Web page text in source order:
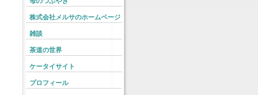
株式会社メルサのホームページ
雑談
茶道の世界
ケータイサイト
プロフィール